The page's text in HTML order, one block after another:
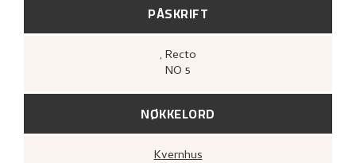
PÅSKRIFT
, Recto
NO 5
NØKKELORD
Kvernhus